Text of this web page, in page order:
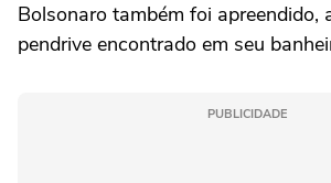
Bolsonaro também foi apreendido,
pendrive encontrado em seu
PUBLICIDADE